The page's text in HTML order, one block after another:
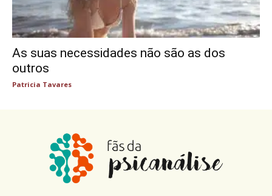
As suas necessidades não são as dos
outros
Patricia Tavares